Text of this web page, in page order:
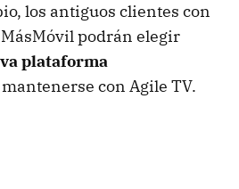
los antiguos clientes con
podrán elegir
plataforma
con Agile TV.